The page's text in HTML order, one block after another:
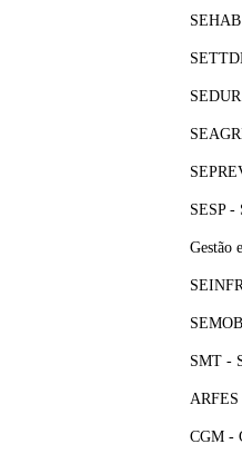
SESP -
Gestão
SMT -
ARFES
CGM -